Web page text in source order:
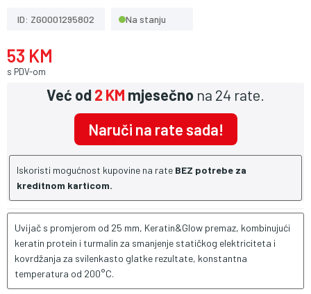
ID: ZG0001295802 Na stanju
53 KM
s PDV-om
Već od2 KM mjesečno na 24 rate.
Naruči na rate sada!
Iskoristi mogućnost kupovine na rate BEZ potrebe za
kreditnom karticom.
Uvijač s promjerom od 25 mm, Keratin&Glow premaz, kombinujući
keratin protein i turmalin za smanjenje statičkog elektriciteta i
kovrdžanja za svilenkasto glatke rezultate, konstantna
temperatura od 200°C.